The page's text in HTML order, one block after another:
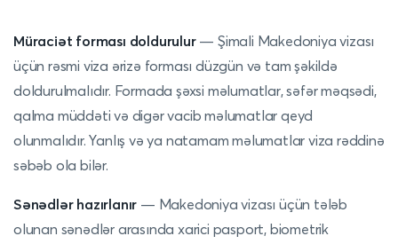
Müraciət forması doldurulur— Şimali Makedoniya vizası
üçün rəsmi viza ərizə forması düzgün və tam şəkildə
doldurulmalıdır. Formada şəxsi məlumatlar, səfər məqsədi,
qalma müddəti və digər vacib məlumatlar qeyd
olunmalıdır. Yanlış və ya natamam məlumatlar viza rəddinə
səbəb ola bilər.
Sənədlər hazırlanır — Makedoniya vizası üçün tələb
olunan sənədlər arasında xarici pasport, biometrik